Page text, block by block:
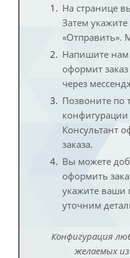
На странице
Затем
«Отправить».
Напишите нам
оформит
через
Позвоните по
Консультант
заказа.
Вы можете
оформить
укажите ваши
уточним
Конфигурация
желаемых